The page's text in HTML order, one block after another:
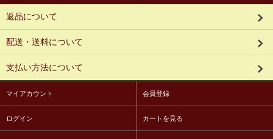
返品について
配送・送料について
支払い方法について
マイアカウント 会員登録
ログイン カートを見る